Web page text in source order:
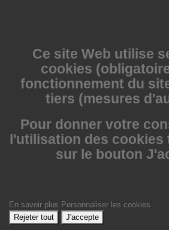
Ce site Web utilise
cookies
fonctionnement du
tiers (mesures
Pour donner votre
l'utilisation des cookies
sur le bouton
En savoir plus Personnaliser les cookies
Rejeter tout
J'accepte